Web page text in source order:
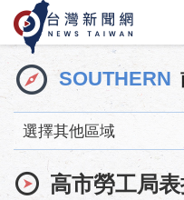
SOUTHERN
選擇其他區域
高市勞工局